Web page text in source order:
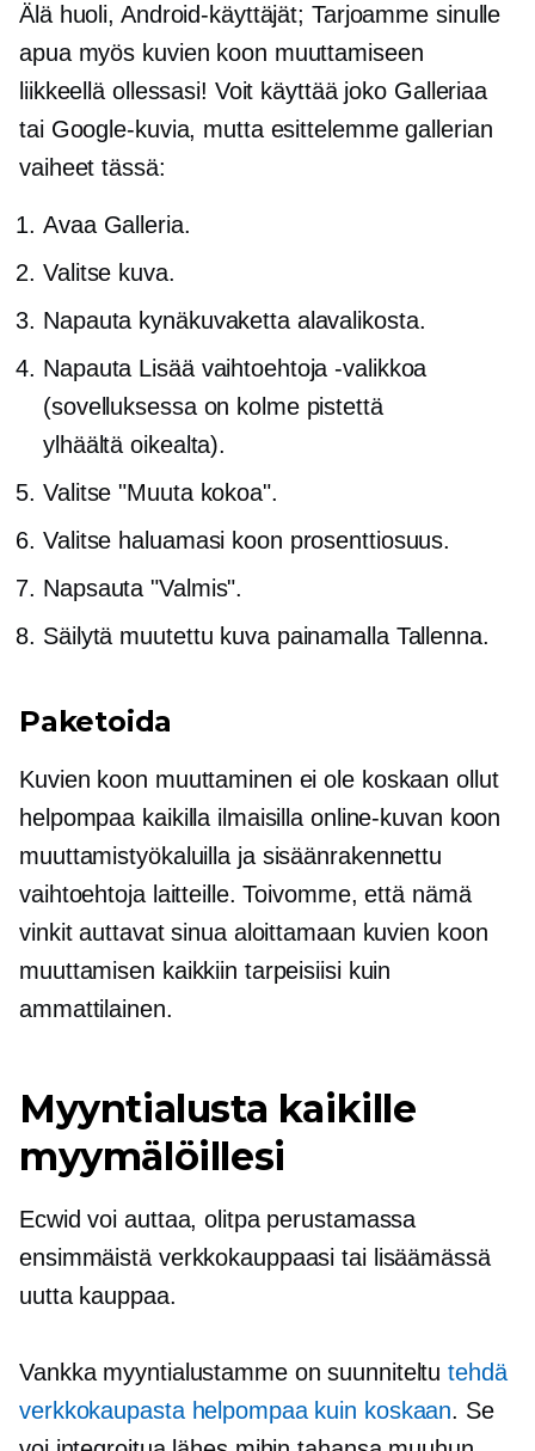
Älä huoli, Android-käyttäjät; Tarjoamme sinulle
apua myös kuvien koon muuttamiseen
liikkeellä ollessasi! Voit käyttää joko Galleriaa
tai Google-kuvia, mutta esittelemme gallerian
vaiheet tässä:
Avaa Galleria.
Valitse kuva.
Napauta kynäkuvaketta alavalikosta.
Napauta Lisää vaihtoehtoja -valikkoa
(sovelluksessa on kolme pistettä
ylhäältä oikealta).
Valitse "Muuta kokoa".
Valitse haluamasi koon prosenttiosuus.
Napsauta "Valmis".
Säilytä muutettu kuva painamalla Tallenna.
Paketoida
Kuvien koon muuttaminen ei ole koskaan ollut
helpompaa kaikilla ilmaisilla online-kuvan koon
muuttamistyökaluilla ja sisäänrakennettu
vaihtoehtoja laitteille. Toivomme, että nämä
vinkit auttavat sinua aloittamaan kuvien koon
muuttamisen kaikkiin tarpeisiisi kuin
ammattilainen.
Myyntialusta kaikille
myymälöillesi
Ecwid voi auttaa, olitpa perustamassa
ensimmäistä verkkokauppaasi tai lisäämässä
uutta kauppaa.
Vankka myyntialustamme on suunniteltutehdä
verkkokaupasta helpompaa kuin koskaan. Se